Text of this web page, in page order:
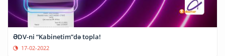
ƏDV-ni “Kabinetim”də topla!
17-02-2022